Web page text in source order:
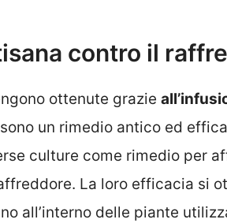
contro il
ottenute grazie
un rimedio antico ed
culture come rimedio per
La loro efficacia si
all’interno delle piante